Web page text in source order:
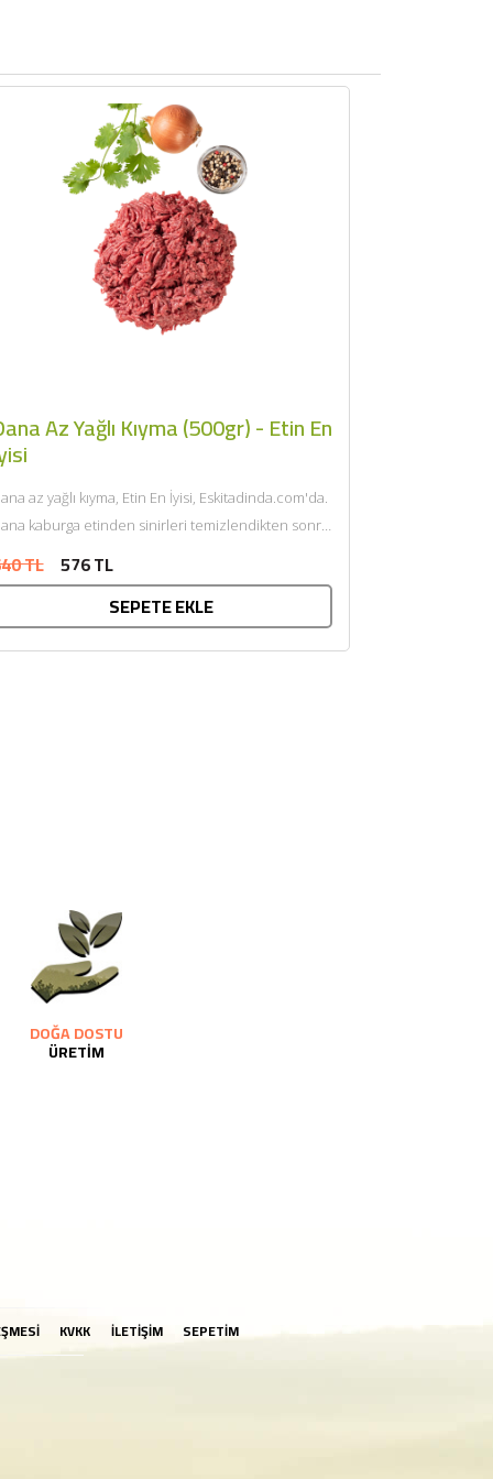
Az Yağlı Kıyma (500gr) - Etin En
az yağlı kıyma, Etin En İyisi, Eskitadinda.com'da.
kaburga etinden sinirleri temizlendikten sonra
TL 576 TL
SEPETE EKLE
DOĞA DOSTU
ÜRETİM
KVKK İLETİŞİM SEPETİM